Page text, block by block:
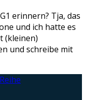
erinnern? Tja, das
und ich hatte es
(kleinen)
und schreibe mit